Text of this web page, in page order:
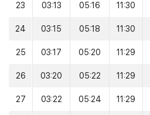
23 03:13 05:16 11:30
24 03:15 05:18 11:30
25 03:17 05:20 11:29
26 03:20 05:22 11:29
27 03:22 05:24 11:29